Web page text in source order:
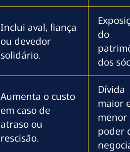
Inclui aval, fiança
ou devedor
solidário.
do
dos
Aumenta o custo
em caso de
atraso ou
rescisão.
Dívida
maior
menor
poder